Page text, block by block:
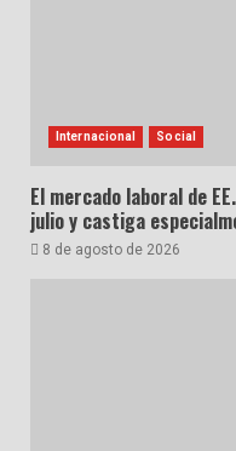
Internacional Social
El mercado laboral de
julio y castiga
8 de agosto de 2026